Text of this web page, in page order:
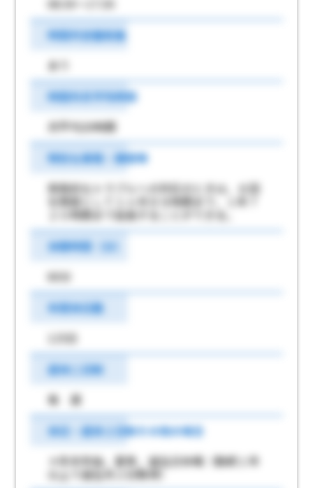
時間外労働有無
あり
時間外月平均時間
月平均20時間
特別な事情・期間等
突発的なトラブルへの対応のときは、６回
を限度として１ヶ月９９時間まで、１年７
２０時間まで延長することができる。
休憩時間（分）
60分
年間休日数
125日
週休二日制
毎 週
休日・週休２日制その他の場合
＊年末年始、夏季、誕生日休暇（勤続１年
以上で誕生月２日取得）